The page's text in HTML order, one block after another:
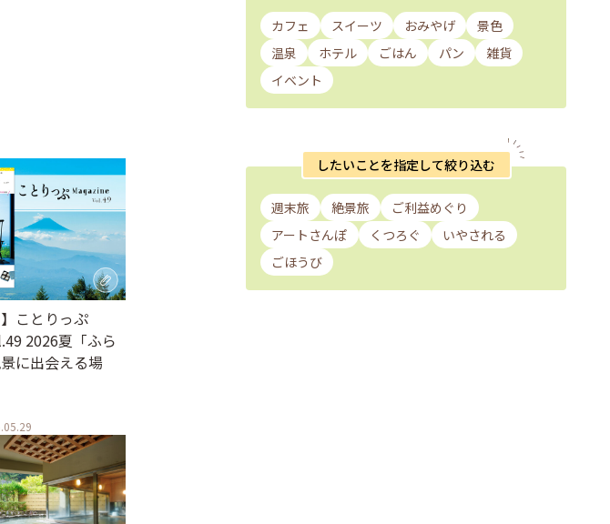
ことりっぷ
2026夏「ふら
に出会える場
カフェ スイーツ おみやげ
景色
温泉
ホテル ごはん パン
雑貨
イベント
したいことを指定して絞り込む
週末旅 絶景旅
ご利益めぐり
アートさんぽ
くつろぐ
いやされる
ごほうび